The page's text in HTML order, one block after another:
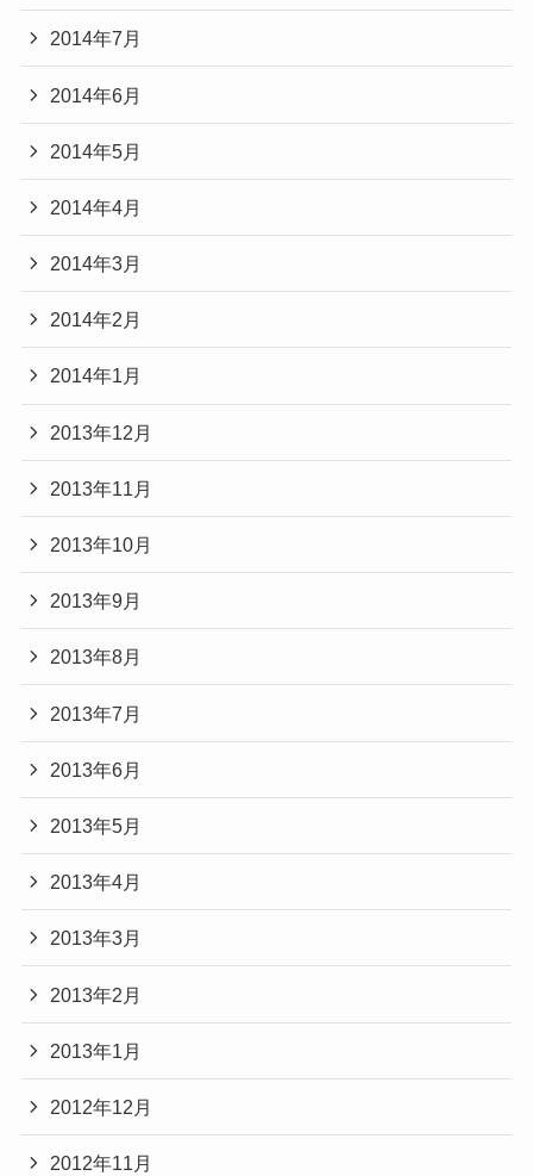
2014年7月
2014年6月
2014年5月
2014年4月
2014年3月
2014年2月
2014年1月
2013年12月
2013年11月
2013年10月
2013年9月
2013年8月
2013年7月
2013年6月
2013年5月
2013年4月
2013年3月
2013年2月
2013年1月
2012年12月
2012年11月